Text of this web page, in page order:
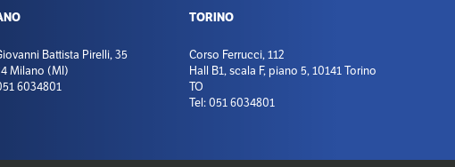
Battista Pirelli, 35
Milano (MI)
6034801
TORINO
Corso Ferrucci, 112
Hall B1, scala F, piano 5, 10141 Torino
TO
Tel: 051 6034801